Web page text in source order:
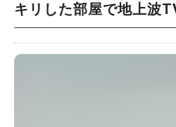
キリした部屋で地上波